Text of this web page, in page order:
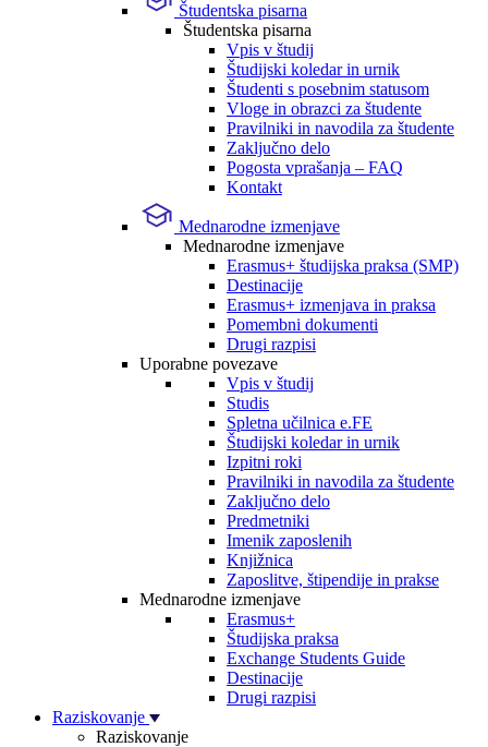
Študentska pisarna
Študentska pisarna
Vpis v študij
Študijski koledar in urnik
Študenti s posebnim statusom
Vloge in obrazci za študente
Pravilniki in navodila za študente
Zaključno delo
Pogosta vprašanja – FAQ
Kontakt
Mednarodne izmenjave
Mednarodne izmenjave
Erasmus+ študijska praksa (SMP)
Destinacije
Erasmus+ izmenjava in praksa
Pomembni dokumenti
Drugi razpisi
Uporabne povezave
Vpis v študij
Studis
Spletna učilnica e.FE
Študijski koledar in urnik
Izpitni roki
Pravilniki in navodila za študente
Zaključno delo
Predmetniki
Imenik zaposlenih
Knjižnica
Zaposlitve, štipendije in prakse
Mednarodne izmenjave
Erasmus+
Študijska praksa
Exchange Students Guide
Destinacije
Drugi razpisi
Raziskovanje
Raziskovanje